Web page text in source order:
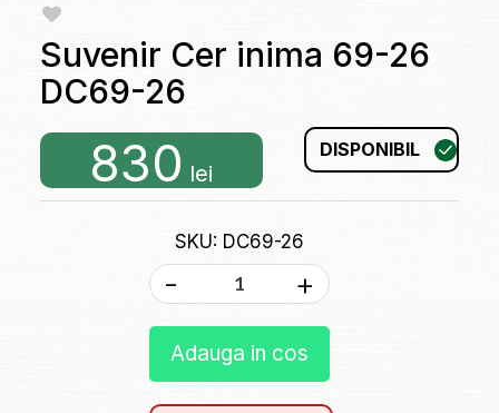
Suvenir Cer inima 69-26
DC69-26
830 lei
DISPONIBIL
SKU: DC69-26
- +
Adauga in cos